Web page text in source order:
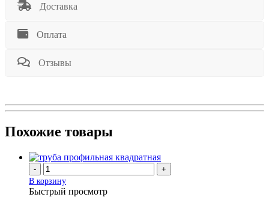
Доставка
Оплата
Отзывы
Похожие товары
-
+
В корзину
Быстрый просмотр